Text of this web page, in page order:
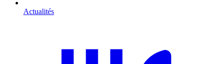
Actualités